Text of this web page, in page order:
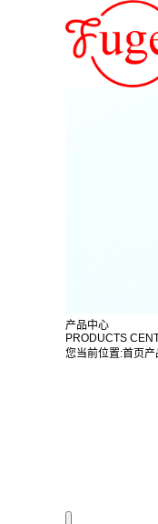
产品中心
PRODUCTS
您当前位置:首页产